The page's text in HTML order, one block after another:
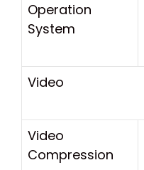
Operation
System
Video
Video
Compression